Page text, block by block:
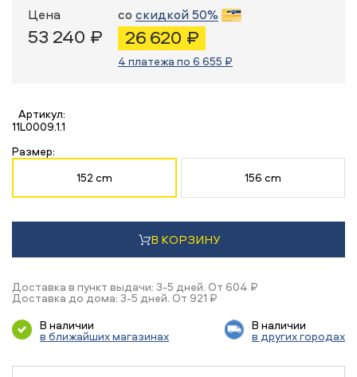
Цена
53 240 ₽
со скидкой 50%
26 620 ₽
4 платежа по 6 655 ₽
Артикул:
11L0009.1.1
Размер:
152 cm
156 cm
В КОРЗИНУ
Доставка в пункт выдачи: 3-5 дней. От 604 ₽
Доставка до дома: 3-5 дней. От 921 ₽
В наличии
в ближайших магазинах
В наличии
в других городах